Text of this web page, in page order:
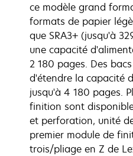
ce modèle grand
formats de papier
que SRA3+ (jusqu'à
une capacité
2 180 pages. Des
d'étendre la capacité
jusqu'à 4 180 pages.
finition sont
et perforation, unité
premier module de
trois/pliage en Z de